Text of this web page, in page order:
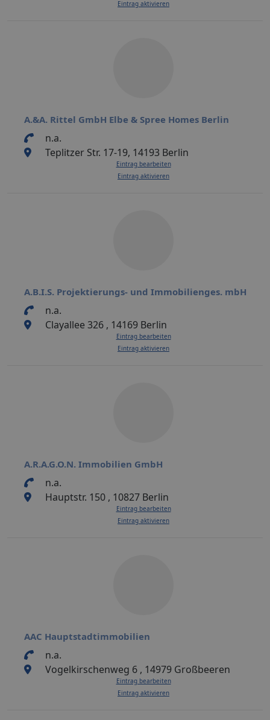
Eintrag aktivieren
A.&A. Rittel GmbH Elbe & Spree Homes Berlin
n.a.
Teplitzer Str. 17-19, 14193 Berlin
Eintrag bearbeiten
Eintrag aktivieren
A.B.I.S. Projektierungs- und Immobilienges. mbH
n.a.
Clayallee 326 , 14169 Berlin
Eintrag bearbeiten
Eintrag aktivieren
A.R.A.G.O.N. Immobilien GmbH
n.a.
Hauptstr. 150 , 10827 Berlin
Eintrag bearbeiten
Eintrag aktivieren
AAC Hauptstadtimmobilien
n.a.
Vogelkirschenweg 6 , 14979 Großbeeren
Eintrag bearbeiten
Eintrag aktivieren